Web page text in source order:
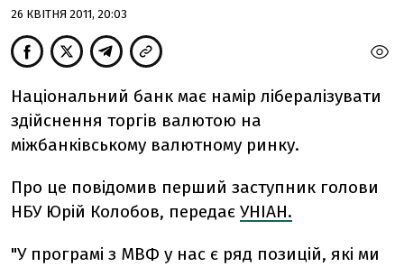
26 КВІТНЯ 2011, 20:03
Національний банк має намір лібералізувати
здійснення торгів валютою на
міжбанківському валютному ринку.
Про це повідомив перший заступник голови
НБУ Юрій Колобов, передає УНІАН.
"У програмі з МВФ у нас є ряд позицій, які ми